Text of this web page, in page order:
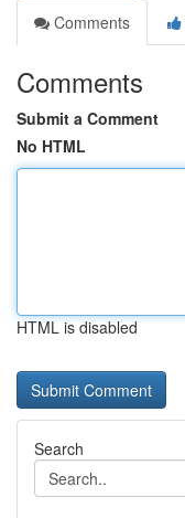
Comments
Comments
Submit a Comment
No HTML
HTML is disabled
Search